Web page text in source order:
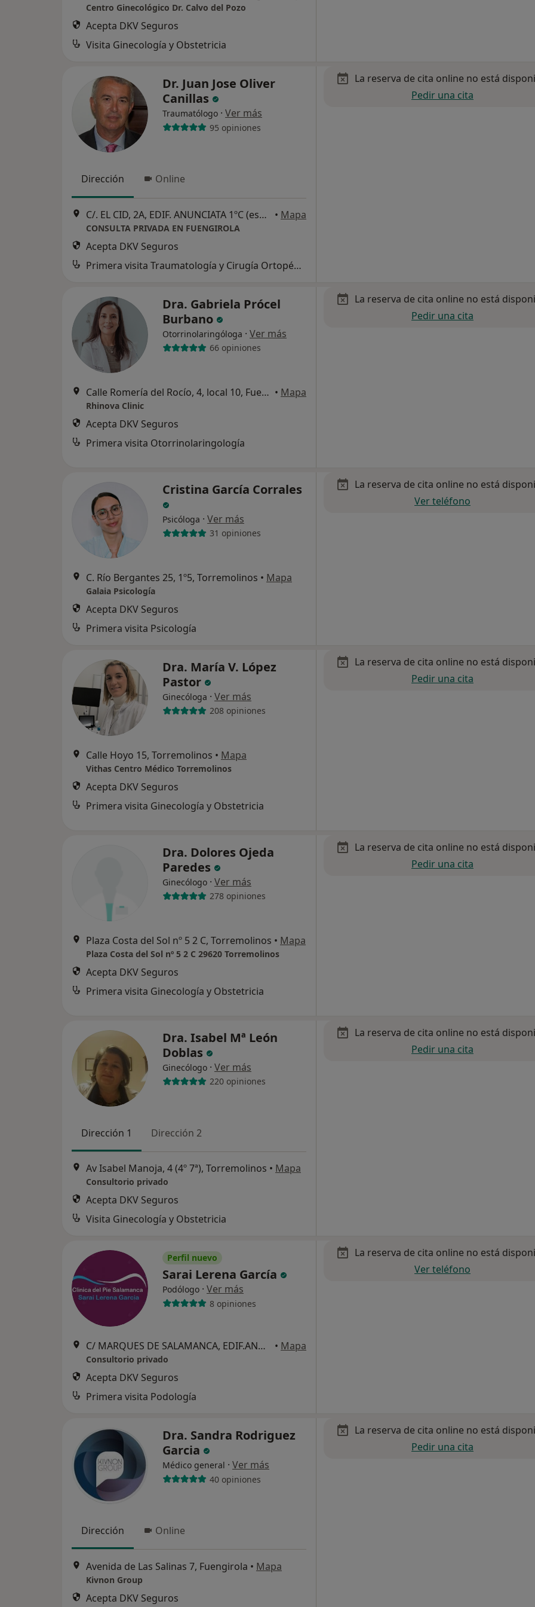
Centro Ginecológico Dr. Calvo del Pozo
Acepta DKV Seguros
Visita Ginecología y Obstetricia
Dr. Juan Jose Oliver
Canillas
Traumatólogo · Ver más
95 opiniones
Dirección Online
C/. EL CID, 2A, EDIF. ANUNCIATA 1ºC (esquina Avd. Clemente Diaz Ruiz), Fuengirola • Mapa
CONSULTA PRIVADA EN FUENGIROLA
Acepta DKV Seguros
Primera visita Traumatología y Cirugía Ortopédica
La reserva de cita online no está
Pedir una cita
Dra. Gabriela Prócel
Burbano
Otorrinolaringóloga · Ver más
66 opiniones
Calle Romería del Rocío, 4, local 10, Fuengirola • Mapa
Rhinova Clinic
Acepta DKV Seguros
Primera visita Otorrinolaringología
La reserva de cita online no está
Pedir una cita
Cristina García Corrales
Psicóloga · Ver más
31 opiniones
C. Río Bergantes 25, 1º5, Torremolinos • Mapa
Galaia Psicología
Acepta DKV Seguros
Primera visita Psicología
La reserva de cita online no está
Ver teléfono
Dra. María V. López
Pastor
Ginecóloga · Ver más
208 opiniones
Calle Hoyo 15, Torremolinos • Mapa
Vithas Centro Médico Torremolinos
Acepta DKV Seguros
Primera visita Ginecología y Obstetricia
La reserva de cita online no está
Pedir una cita
Dra. Dolores Ojeda
Paredes
Ginecólogo · Ver más
278 opiniones
Plaza Costa del Sol nº 5 2 C, Torremolinos • Mapa
Plaza Costa del Sol nº 5 2 C 29620 Torremolinos
Acepta DKV Seguros
Primera visita Ginecología y Obstetricia
La reserva de cita online no está
Pedir una cita
Dra. Isabel Mª León
Doblas
Ginecólogo · Ver más
220 opiniones
Dirección 1 Dirección 2
Av Isabel Manoja, 4 (4º 7ª), Torremolinos • Mapa
Consultorio privado
Acepta DKV Seguros
Visita Ginecología y Obstetricia
La reserva de cita online no está
Pedir una cita
Perfil nuevo
Sarai Lerena García
Podólogo · Ver más
8 opiniones
C/ MARQUES DE SALAMANCA, EDIF.ANDALUCIA 1 local 10, Torremolinos • Mapa
Consultorio privado
Acepta DKV Seguros
Primera visita Podología
La reserva de cita online no está
Ver teléfono
Dra. Sandra Rodriguez
Garcia
Médico general · Ver más
40 opiniones
Dirección Online
Avenida de Las Salinas 7, Fuengirola • Mapa
Kivnon Group
Acepta DKV Seguros
La reserva de cita online no está
Pedir una cita